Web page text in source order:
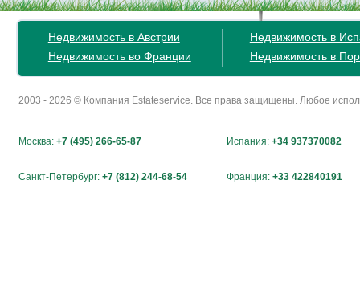
Недвижимость в Австрии
Недвижимость во Франции
Недвижимость в
Недвижимость в
2003 - 2026 © Компания Estateservice. Все права защищены. Любое
Москва: +7 (495) 266-65-87 Испания: +34 937370082
Санкт-Петербург: +7 (812) 244-68-54 Франция: +33 422840191